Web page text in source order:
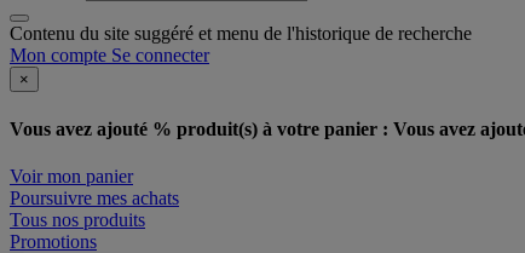
Contenu du site suggéré et menu de l'historique de recherche
Mon compte Se connecter
×
Vous avez ajouté % produit(s) à votre panier : Vous avez
Voir mon panier
Poursuivre mes achats
Tous nos produits
Promotions